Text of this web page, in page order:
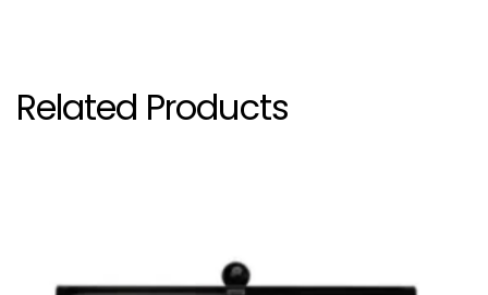
Related Products